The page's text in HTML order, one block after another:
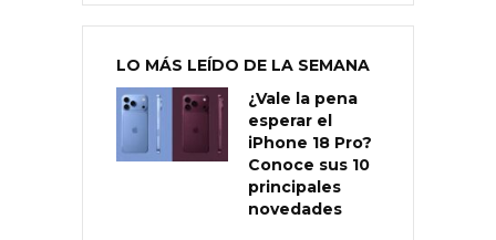
LO MÁS LEÍDO DE LA SEMANA
¿Vale la pena
esperar el
iPhone 18 Pro?
Conoce sus 10
principales
novedades